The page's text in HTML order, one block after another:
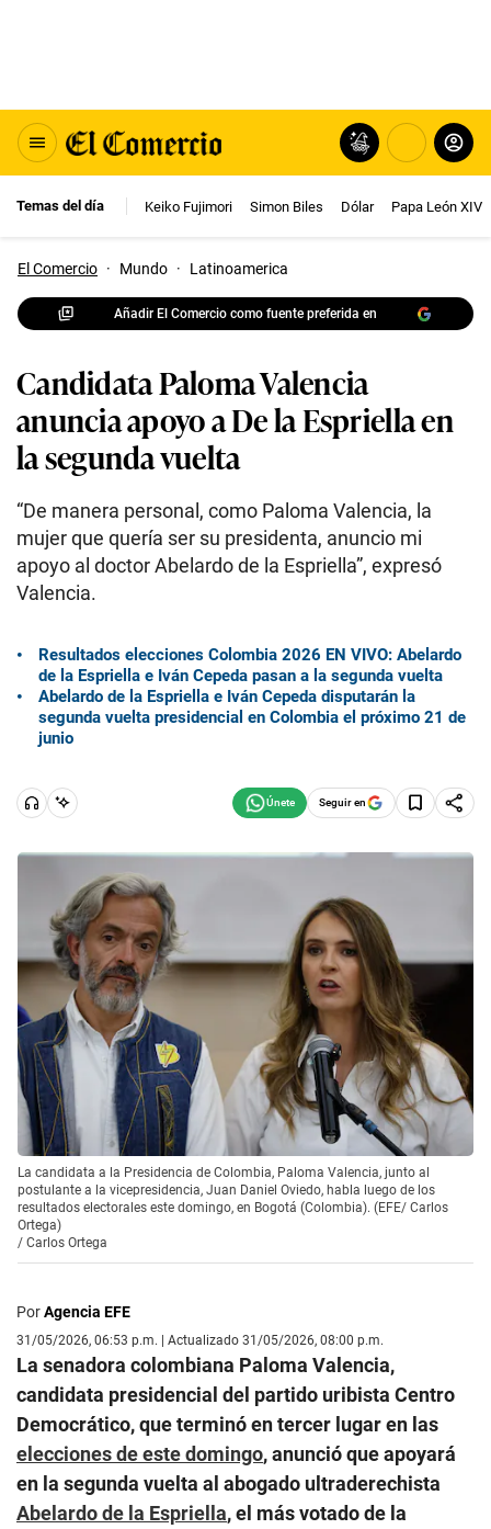
Temas del día Keiko Fujimori Simon Biles Dólar Papa León XIV
El Comercio · Mundo · Latinoamerica
Añadir El Comercio como fuente preferida en
Candidata Paloma Valencia
anuncia apoyo a De la Espriella en
la segunda vuelta
“De manera personal, como Paloma Valencia, la
mujer que quería ser su presidenta, anuncio mi
apoyo al doctor Abelardo de la Espriella”, expresó
Valencia.
Resultados elecciones Colombia 2026 EN VIVO: Abelardo
de la Espriella e Iván Cepeda pasan a la segunda vuelta
Abelardo de la Espriella e Iván Cepeda disputarán la
segunda vuelta presidencial en Colombia el próximo 21 de
junio
Seguir en
La candidata a la Presidencia de Colombia, Paloma Valencia, junto al
postulante a la vicepresidencia, Juan Daniel Oviedo, habla luego de los
resultados electorales este domingo, en Bogotá (Colombia). (EFE/ Carlos
Ortega)
/ Carlos Ortega
PorAgencia EFE
31/05/2026, 06:53 p.m. | Actualizado 31/05/2026, 08:00 p.m.
La senadora colombiana Paloma Valencia,
candidata presidencial del partido uribista Centro
Democrático, que terminó en tercer lugar en las
elecciones de este domingo, anunció que apoyará
en la segunda vuelta al abogado ultraderechista
Abelardo de la Espriella, el más votado de la